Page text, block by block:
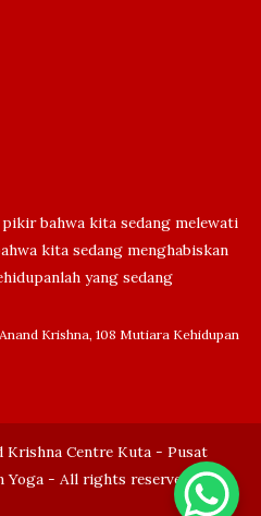
bahwa kita sedang melewati
kita sedang menghabiskan
yang sedang
Krishna, 108 Mutiara Kehidupan
Krishna Centre Kuta - Pusat
Yoga - All rights reserved